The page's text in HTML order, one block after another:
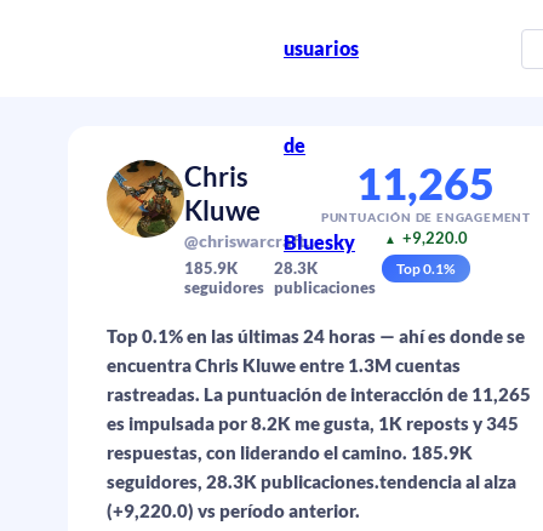
usuarios
de
Bluesky
Chris
Kluwe
@chriswarcraft.bsky.social
185.9K
seguidores
28.3K
publicaciones
11,265
PUNTUACIÓN DE ENGAGEMENT
▲ +9,220.0
Top0.1%
Top 0.1% en las últimas 24 horas — ahí es donde se
encuentra Chris Kluwe entre 1.3M cuentas
rastreadas. La puntuación de interacción de 11,265
es impulsada por 8.2K me gusta, 1K reposts y 345
respuestas, con liderando el camino. 185.9K
seguidores, 28.3K publicaciones.tendencia al alza
(+9,220.0) vs período anterior.